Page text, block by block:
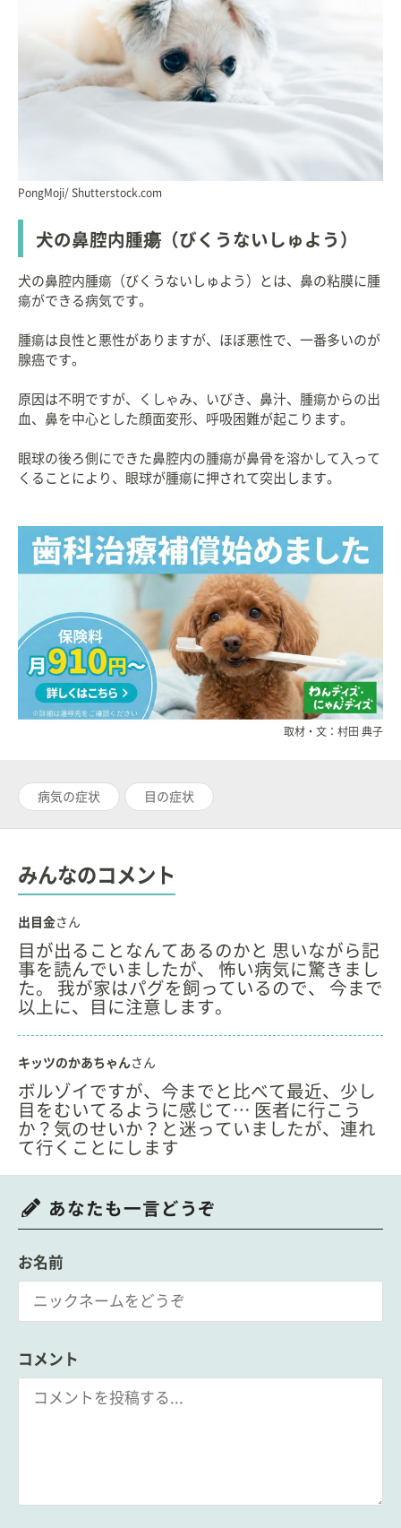
PongMoji/ Shutterstock.com
犬の鼻腔内腫瘍（びくうないしゅよう）
犬の鼻腔内腫瘍（びくうないしゅよう）とは、鼻の粘膜に腫
瘍ができる病気です。
腫瘍は良性と悪性がありますが、ほぼ悪性で、一番多いのが
腺癌です。
原因は不明ですが、くしゃみ、いびき、鼻汁、腫瘍からの出
血、鼻を中心とした顔面変形、呼吸困難が起こります。
眼球の後ろ側にできた鼻腔内の腫瘍が鼻骨を溶かして入って
くることにより、眼球が腫瘍に押されて突出します。
取材・文：村田 典子
病気の症状 目の症状
みんなのコメント
出目金さん
目が出ることなんてあるのかと 思いながら記
事を読んでいましたが、 怖い病気に驚きまし
た。 我が家はパグを飼っているので、 今まで
以上に、目に注意します。
キッツのかあちゃんさん
ボルゾイですが、今までと比べて最近、少し
目をむいてるように感じて… 医者に行こう
か？気のせいか？と迷っていましたが、連れ
て行くことにします
あなたも一言どうぞ
お名前
コメント